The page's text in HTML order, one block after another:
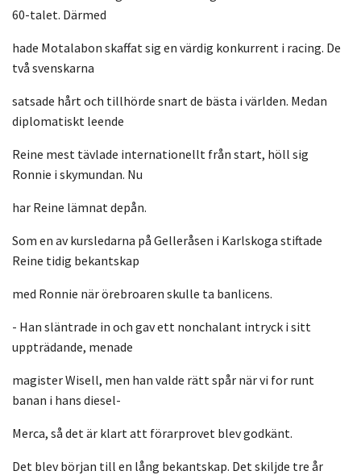
60-talet. Därmed
hade Motalabon skaffat sig en värdig konkurrent i racing. De
två svenskarna
satsade hårt och tillhörde snart de bästa i världen. Medan
diplomatiskt leende
Reine mest tävlade internationellt från start, höll sig
Ronnie i skymundan. Nu
har Reine lämnat depån.
Som en av kursledarna på Gelleråsen i Karlskoga stiftade
Reine tidig bekantskap
med Ronnie när örebroaren skulle ta banlicens.
- Han släntrade in och gav ett nonchalant intryck i sitt
uppträdande, menade
magister Wisell, men han valde rätt spår när vi for runt
banan i hans diesel-
Merca, så det är klart att förarprovet blev godkänt.
Det blev början till en lång bekantskap. Det skiljde tre år